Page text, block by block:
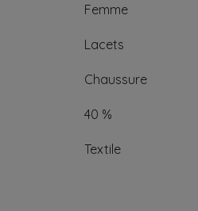
Femme
Lacets
Chaussure
40 %
Textile